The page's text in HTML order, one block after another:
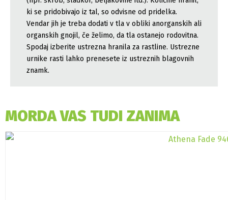
ki se pridobivajo iz tal, so odvisne od pridelka.
Vendar jih je treba dodati v tla v obliki anorganskih ali
organskih gnojil, če želimo, da tla ostanejo rodovitna.
Spodaj izberite ustrezna hranila za rastline. Ustrezne
urnike rasti lahko prenesete iz ustreznih blagovnih
znamk.
MORDA VAS TUDI ZANIMA